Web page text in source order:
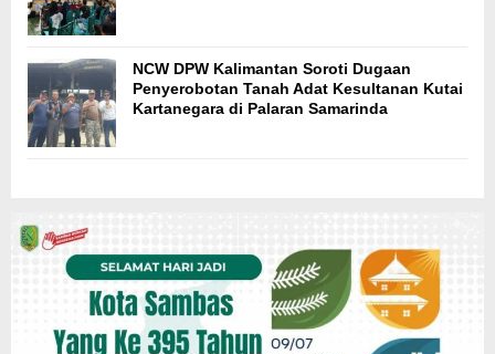
NCW DPW Kalimantan Soroti Dugaan
Penyerobotan Tanah Adat Kesultanan Kutai
Kartanegara di Palaran Samarinda